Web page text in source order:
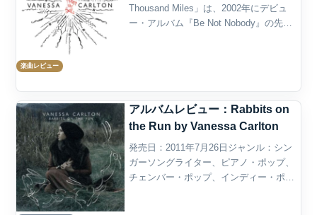
楽曲レビュー
Thousand Miles」は、2002年にデビュ
ー・アルバム『Be Not Nobody』の先行
アルバムレビュー：Rabbits on
the Run by Vanessa Carlton
発売日：2011年7月26日ジャンル：シン
ガーソングライター、ピアノ・ポップ、
チェンバー・ポップ、インディー・ポッ